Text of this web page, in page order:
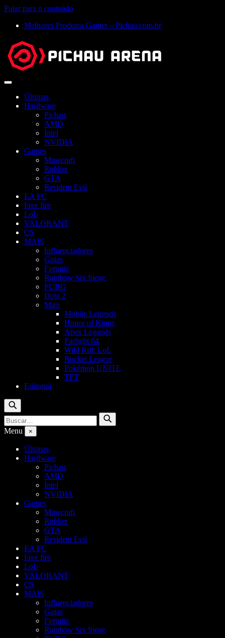
Pular para o conteúdo
Melhores Produtos Gamer – Pichau.com.br
Abrir
Últimas
Hardware
Pichau
AMD
Intel
NVIDIA
Games
Minecraft
Roblox
GTA
Resident Evil
EA FC
Free fire
LoL
VALORANT
CS
MAIS
Influenciadores
Guias
Fortnite
Rainbow Six Siege
PUBG
Dota 2
Mais
Mobile Legends
Honor of Kings
Apex Legends
Farlight 84
Wild Rift: LoL
Rocket League
Pokémon UNITE
TFT
Editorial
Buscar
Buscar
por:
Buscar
Menu ×
Últimas
Hardware
Pichau
AMD
Intel
NVIDIA
Games
Minecraft
Roblox
GTA
Resident Evil
EA FC
Free fire
LoL
VALORANT
CS
MAIS
Influenciadores
Guias
Fortnite
Rainbow Six Siege